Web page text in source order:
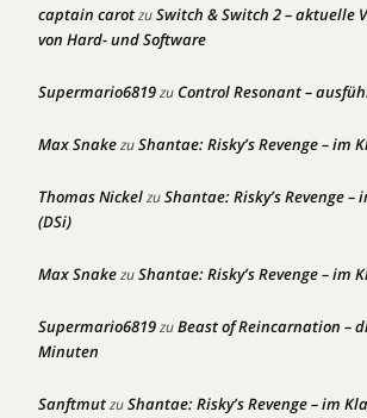
captain carotzuSwitch & Switch 2 – aktuelle
von Hard- und Software
Supermario6819zuControl Resonant –
Max SnakezuShantae: Risky’s Revenge – im
Thomas NickelzuShantae: Risky’s Revenge –
(DSi)
Max SnakezuShantae: Risky’s Revenge – im
Supermario6819zuBeast of Reincarnation –
Minuten
SanftmutzuShantae: Risky’s Revenge – im